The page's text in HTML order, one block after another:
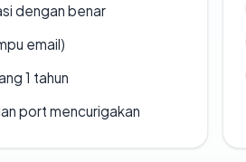
dengan benar
email)
1 tahun
port mencurigakan